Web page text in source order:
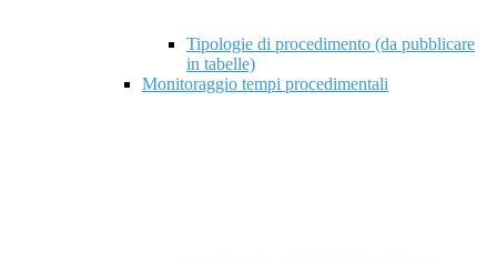
Tipologie di procedimento (da pubblicare
in tabelle)
Monitoraggio tempi procedimentali